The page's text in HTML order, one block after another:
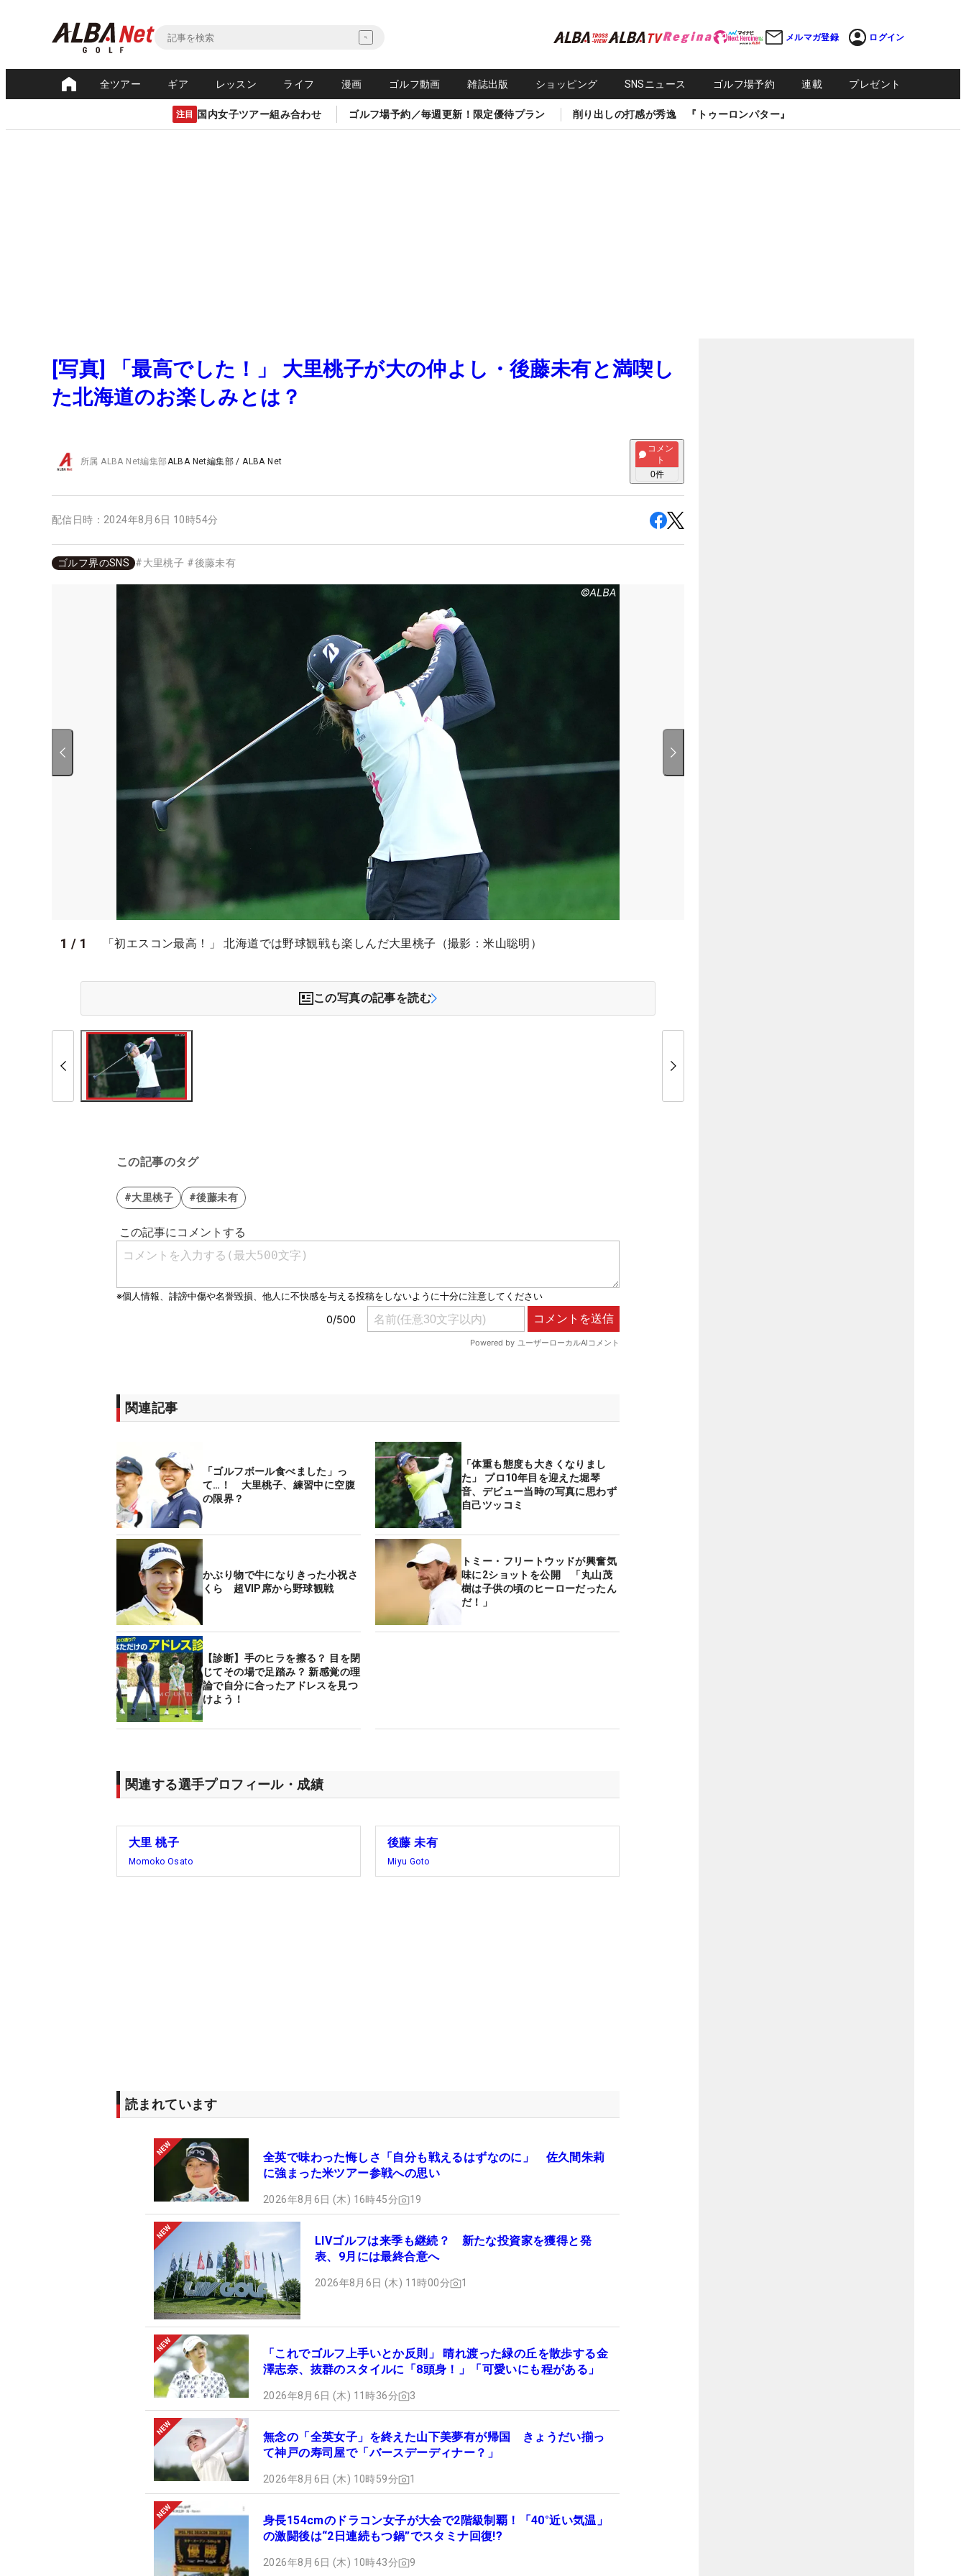
メルマガ登録 ログイン
全ツアー ギア レッスン ライフ 漫画 ゴルフ動画 雑誌出版 ショッピング SNSニュース ゴルフ場予約 連載 プレゼント
注目 国内女子ツアー組み合わせ ゴルフ場予約／毎週更新！限定優待プラン 削り出しの打感が秀逸 『トゥーロンパター』
[写真] 「最高でした！」 大里桃子が大の仲よし・後藤未有と満喫し
た北海道のお楽しみとは？
所属ALBA Net編集部ALBA Net編集部 /ALBA Net
コメン
ト
0件
配信日時： 2024年8月6日 10時54分
ゴルフ界のSNS #大里桃子 #後藤未有
1 / 1 「初エスコン最高！」 北海道では野球観戦も楽しんだ大里桃子（撮影：米山聡明）
この写真の記事を読む
この記事のタグ
#大里桃子 #後藤未有
関連記事
「ゴルフボール食べました」っ
て…！ 大里桃子、練習中に空腹
の限界？
「体重も態度も大きくなりまし
た」 プロ10年目を迎えた堀琴
音、デビュー当時の写真に思わず
自己ツッコミ
かぶり物で牛になりきった小祝さ
くら 超VIP席から野球観戦
トミー・フリートウッドが興奮気
味に2ショットを公開 「丸山茂
樹は子供の頃のヒーローだったん
だ！」
【診断】手のヒラを擦る？ 目を閉
じてその場で足踏み？ 新感覚の理
論で自分に合ったアドレスを見つ
けよう！
関連する選手プロフィール・成績
大里 桃子
Momoko Osato
後藤 未有
Miyu Goto
読まれています
全英で味わった悔しさ「自分も戦えるはずなのに」 佐久間朱莉
に強まった米ツアー参戦への思い
2026年8月6日 (木) 16時45分 19
LIVゴルフは来季も継続？ 新たな投資家を獲得と発
表、9月には最終合意へ
2026年8月6日 (木) 11時00分 1
「これでゴルフ上手いとか反則」 晴れ渡った緑の丘を散歩する金
澤志奈、抜群のスタイルに「8頭身！」「可愛いにも程がある」
2026年8月6日 (木) 11時36分 3
無念の「全英女子」を終えた山下美夢有が帰国 きょうだい揃っ
て神戸の寿司屋で「バースデーディナー？」
2026年8月6日 (木) 10時59分 1
身長154cmのドラコン女子が大会で2階級制覇！「40°近い気温」
の激闘後は“2日連続もつ鍋”でスタミナ回復!?
2026年8月6日 (木) 10時43分 9